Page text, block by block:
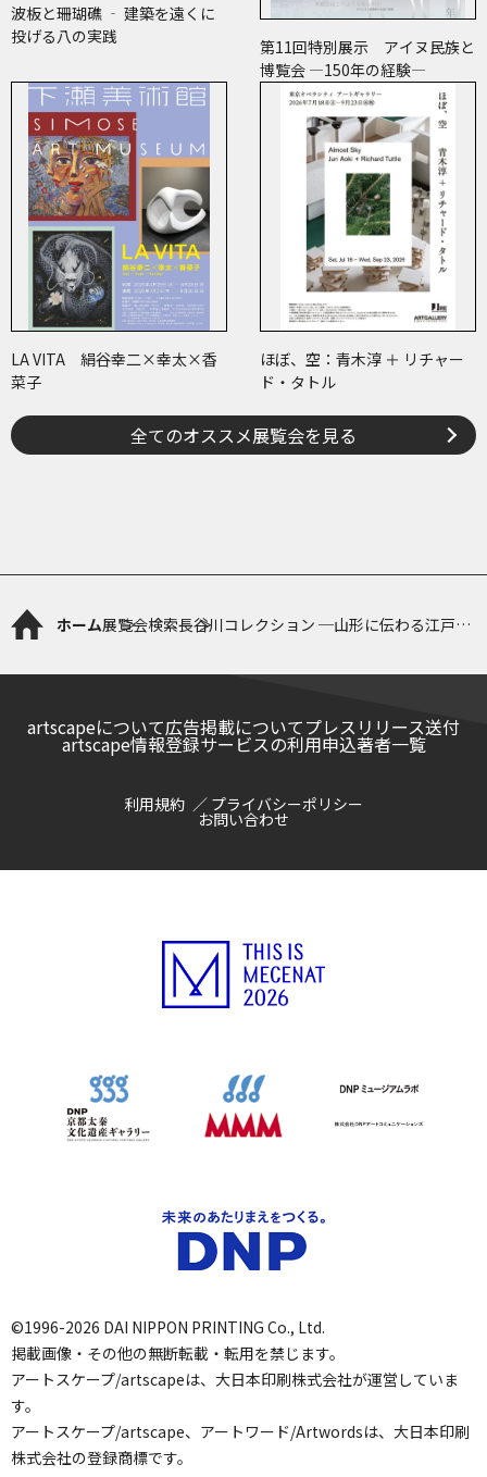
波板と珊瑚礁 ‐ 建築を遠くに
投げる八の実践
第11回特別展示 アイヌ民族と
博覧会 ―150年の経験―
LA VITA 絹谷幸二×幸太×香
菜子
ほぼ、空：青木淳 ＋ リチャー
ド・タトル
全てのオススメ展覧会を見る
ホーム展覧会検索長谷川コレクション ─山形に伝わる江戸か
artscapeについて広告掲載についてプレスリリース送付
artscape情報登録サービスの利用申込著者一覧
利用規約 プライバシーポリシー
お問い合わせ
©1996-2026 DAI NIPPON PRINTING Co., Ltd.
掲載画像・その他の無断転載・転用を禁じます。
アートスケープ/artscapeは、大日本印刷株式会社が運営していま
す。
アートスケープ/artscape、アートワード/Artwordsは、大日本印刷
株式会社の登録商標です。